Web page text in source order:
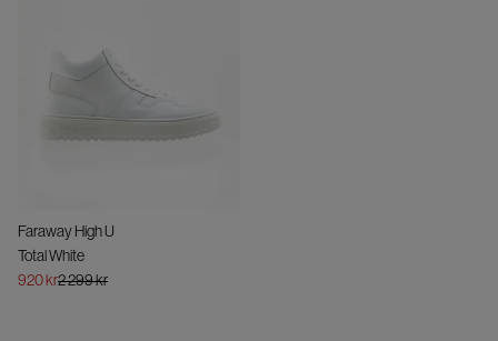
Faraway High U
Total White
920 kr2 299 kr